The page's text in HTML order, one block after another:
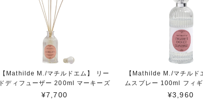
【Mathilde M./マチルドエム】 リー
ドディフューザー 200ml マーキーズ
¥7,700
【Mathilde M./マチルド
ムスプレー 100ml フィ
¥3,960